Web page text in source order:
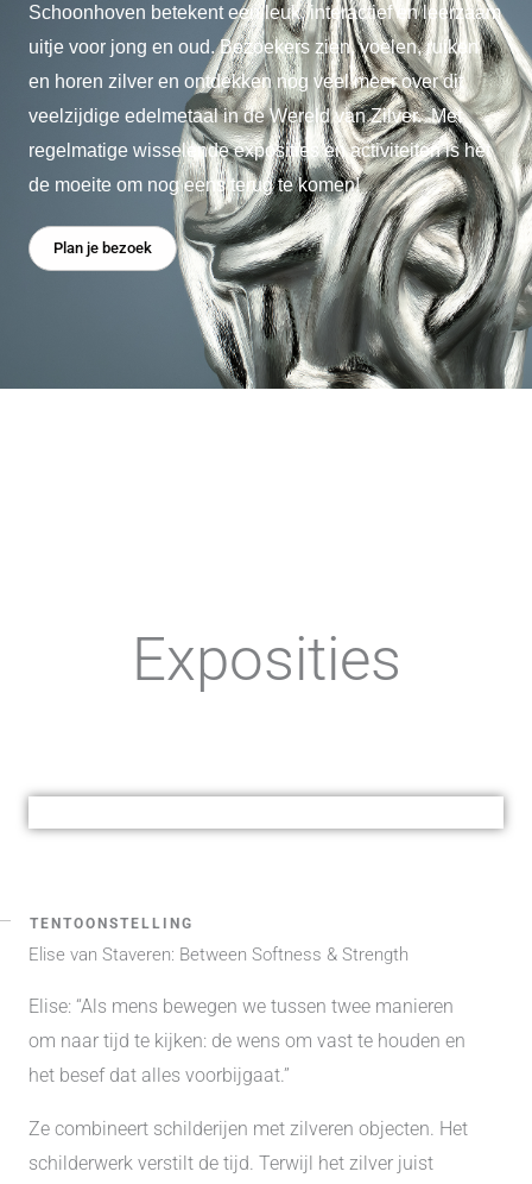
Schoonhoven betekent een leuk, interactief en leerzaam
uitje voor jong en oud. Bezoekers zien, voelen, ruiken
en horen zilver en ontdekken nog veel meer over dit
veelzijdige edelmetaal in de Wereld van Zilver. Met
regelmatige wisselende exposities en activiteiten is het
de moeite om nog eens terug te komen!
Plan je bezoek
Exposities
TENTOONSTELLING
Elise van Staveren: Between Softness & Strength
Elise: “Als mens bewegen we tussen twee manieren
om naar tijd te kijken: de wens om vast te houden en
het besef dat alles voorbijgaat.”
Ze combineert schilderijen met zilveren objecten. Het
schilderwerk verstilt de tijd. Terwijl het zilver juist